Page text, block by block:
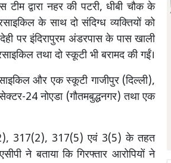
द्वारा नहर की पटरी, धीबी चौक के
के साथ दो संदिग्ध व्यक्तियों को
पर इंदिरापुरम अंडरपास के पास खाली
तथा दो स्कूटी भी बरामद की गईं।
और एक स्कूटी गाजीपुर (दिल्ली),
24 नोएडा (गौतमबुद्धनगर) तथा एक
317(2), 317(5) एवं 3(5) के तहत
ने बताया कि गिरफ्तार आरोपियों ने